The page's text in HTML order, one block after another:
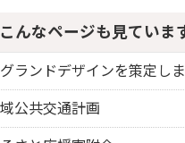
んなページも見ています
ランドデザインを策定し
公共交通計画